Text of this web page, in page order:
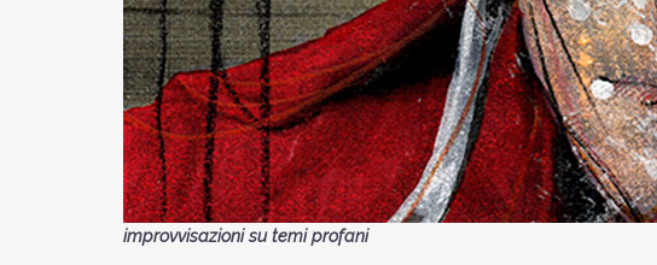
improvvisazioni su temi profani